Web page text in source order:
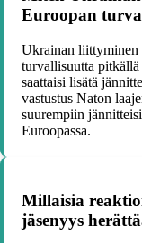
Euroopan
Ukrainan liittyminen
turvallisuutta
saattaisi lisätä
vastustus Naton
suurempiin
Euroopassa.
Millaisia
jäsenyys